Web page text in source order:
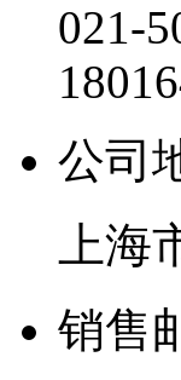
021-
公司
上
销售